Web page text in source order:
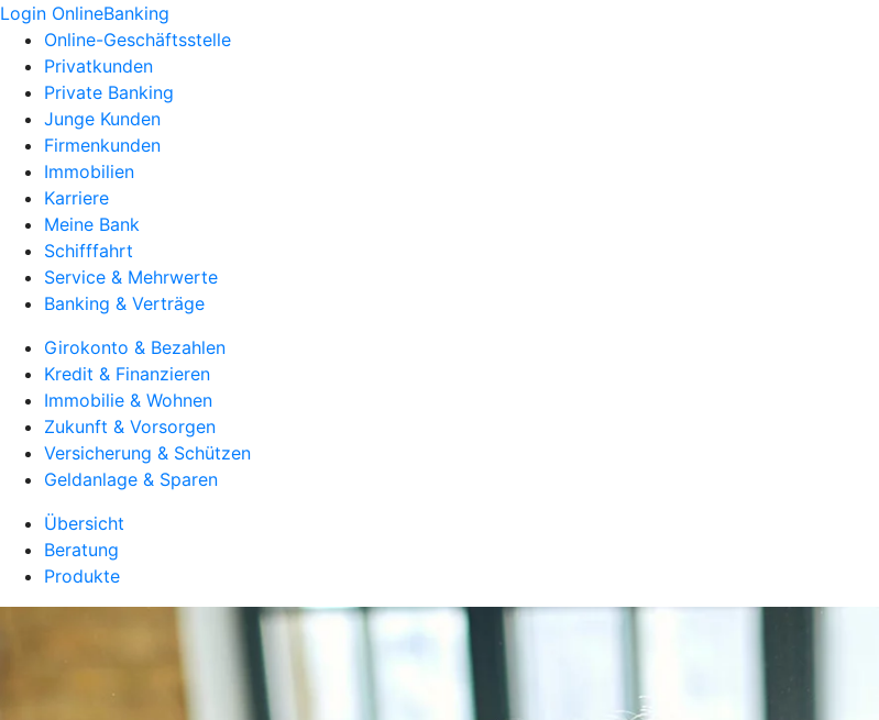
Login OnlineBanking
Online-Geschäftsstelle
Privatkunden
Private Banking
Junge Kunden
Firmenkunden
Immobilien
Karriere
Meine Bank
Schifffahrt
Service & Mehrwerte
Banking & Verträge
Girokonto & Bezahlen
Kredit & Finanzieren
Immobilie & Wohnen
Zukunft & Vorsorgen
Versicherung & Schützen
Geldanlage & Sparen
Übersicht
Beratung
Produkte